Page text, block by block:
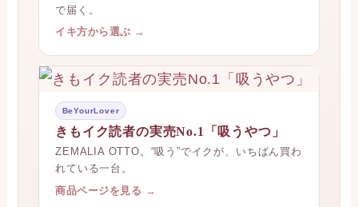
で届く。
イキ方から選ぶ →
BeYourLover
きもイク読者の実売No.1「吸うやつ」
ZEMALIA OTTO。“吸う”でイクが、いちばん買わ
れている一台。
商品ページを見る →